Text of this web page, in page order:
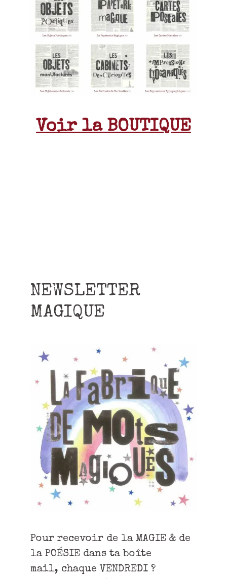
Voir la BOUTIQUE
NEWSLETTER
MAGIQUE
Pour recevoir de la MAGIE & de
la POÉSIE dans ta boîte
mail, chaque VENDREDI ?